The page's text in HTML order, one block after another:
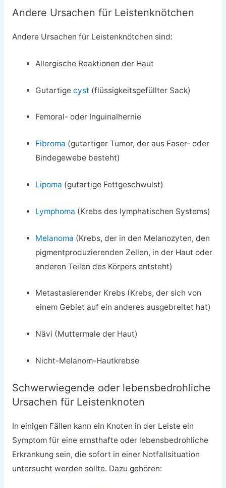
Andere Ursachen für Leistenknötchen
Andere Ursachen für Leistenknötchen sind:
Allergische Reaktionen der Haut
Gutartigecyst (flüssigkeitsgefüllter Sack)
Femoral- oder Inguinalhernie
Fibroma (gutartiger Tumor, der aus Faser- oder
Bindegewebe besteht)
Lipoma (gutartige Fettgeschwulst)
Lymphoma (Krebs des lymphatischen Systems)
Melanoma (Krebs, der in den Melanozyten, den
pigmentproduzierenden Zellen, in der Haut oder
anderen Teilen des Körpers entsteht)
Metastasierender Krebs (Krebs, der sich von
einem Gebiet auf ein anderes ausgebreitet hat)
Nävi (Muttermale der Haut)
Nicht-Melanom-Hautkrebse
Schwerwiegende oder lebensbedrohliche
Ursachen für Leistenknoten
In einigen Fällen kann ein Knoten in der Leiste ein
Symptom für eine ernsthafte oder lebensbedrohliche
Erkrankung sein, die sofort in einer Notfallsituation
untersucht werden sollte. Dazu gehören: